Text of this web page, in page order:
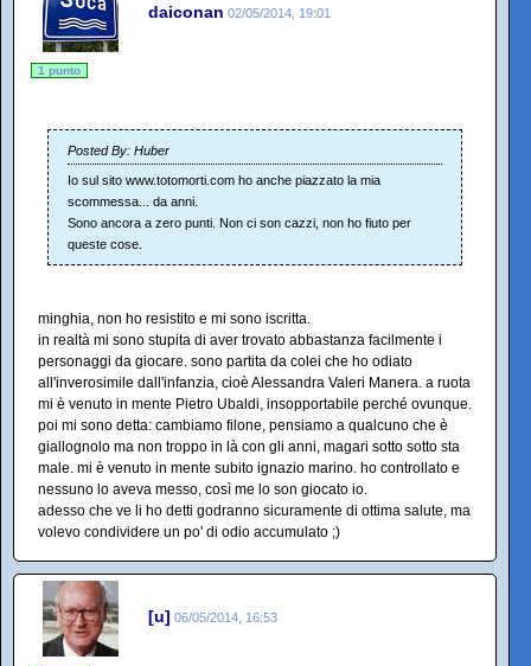
daiconan 02/05/2014, 19:01
1 punto
Posted By: Huber
Io sul sito www.totomorti.com ho anche piazzato la mia
scommessa... da anni.
Sono ancora a zero punti. Non ci son cazzi, non ho fiuto per
queste cose.
minghia, non ho resistito e mi sono iscritta.
in realtà mi sono stupita di aver trovato abbastanza facilmente i
personaggi da giocare. sono partita da colei che ho odiato
all'inverosimile dall'infanzia, cioè Alessandra Valeri Manera. a ruota
mi è venuto in mente Pietro Ubaldi, insopportabile perché ovunque.
poi mi sono detta: cambiamo filone, pensiamo a qualcuno che è
giallognolo ma non troppo in là con gli anni, magari sotto sotto sta
male. mi è venuto in mente subito ignazio marino. ho controllato e
nessuno lo aveva messo, così me lo son giocato io.
adesso che ve li ho detti godranno sicuramente di ottima salute, ma
volevo condividere un po' di odio accumulato ;)
[u] 06/05/2014, 16:53